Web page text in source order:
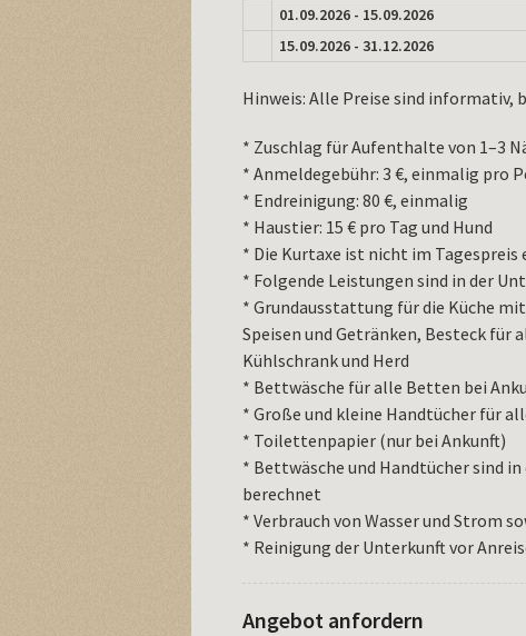
01.09.2026 - 15.09.2026
15.09.2026 - 31.12.2026
Hinweis: Alle Preise sind informativ,
* Zuschlag für Aufenthalte von 1–3
* Anmeldegebühr: 3 €, einmalig pro
* Endreinigung: 80 €, einmalig
* Haustier: 15 € pro Tag und Hund
* Die Kurtaxe ist nicht im
* Folgende Leistungen sind in der
* Grundausstattung für die Küche
Speisen und Getränken, Besteck für
Kühlschrank und Herd
* Bettwäsche für alle Betten bei
* Große und kleine Handtücher für
* Toilettenpapier (nur bei Ankunft)
* Bettwäsche und Handtücher sind
berechnet
* Verbrauch von Wasser und Strom
* Reinigung der Unterkunft vor
Angebot anfordern